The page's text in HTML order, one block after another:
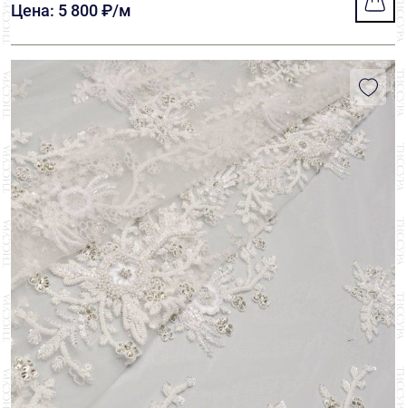
Цена: 5 800 ₽/м